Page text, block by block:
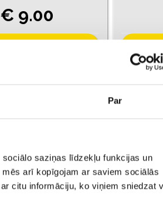
Par
saziņas līdzekļu funkcijas un
arī kopīgojam ar saviem sociālās
citu informāciju, ko viņiem sniedzat
€ 9.00